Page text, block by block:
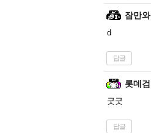
잠만와
d
답글
롯데검
굿굿
답글